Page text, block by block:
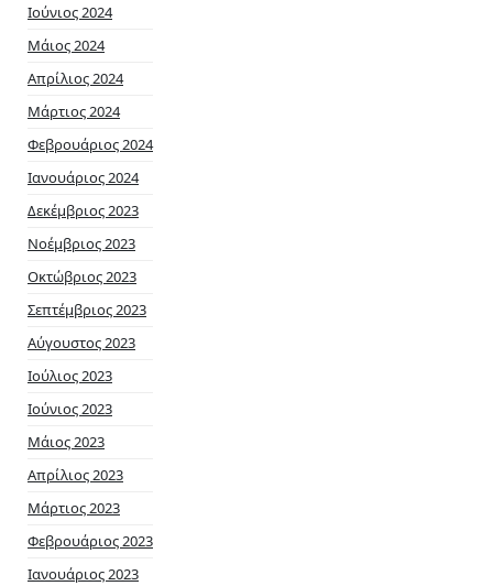
Ιούνιος 2024
Μάιος 2024
Απρίλιος 2024
Μάρτιος 2024
Φεβρουάριος 2024
Ιανουάριος 2024
Δεκέμβριος 2023
Νοέμβριος 2023
Οκτώβριος 2023
Σεπτέμβριος 2023
Αύγουστος 2023
Ιούλιος 2023
Ιούνιος 2023
Μάιος 2023
Απρίλιος 2023
Μάρτιος 2023
Φεβρουάριος 2023
Ιανουάριος 2023